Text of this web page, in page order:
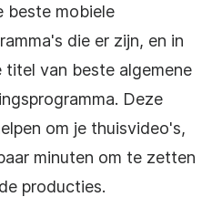
beste mobiele
die er zijn, en in
van beste algemene
Deze
om je thuisvideo's,
minuten om te zetten
producties.